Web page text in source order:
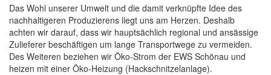
Das Wohl unserer Umwelt und die damit verknüpfte Idee des
nachhaltigeren Produzierens liegt uns am Herzen. Deshalb
achten wir darauf, dass wir hauptsächlich regional und ansässige
Zulieferer beschäftigen um lange Transportwege zu vermeiden.
Des Weiteren beziehen wir Öko-Strom der EWS Schönau und
heizen mit einer Öko-Heizung (Hackschnitzelanlage).